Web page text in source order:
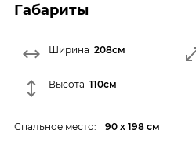
Габариты
Ширина 208см
Высота 110см
Спальное место: 90 х 198 см